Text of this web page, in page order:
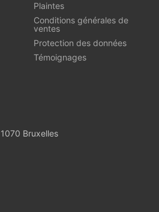
Plaintes
Conditions générales de
ventes
Protection des données
Témoignages
Bruxelles